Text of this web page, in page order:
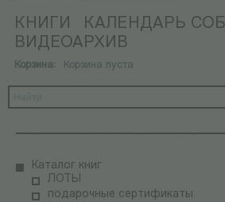
КНИГИ
КАЛЕНДАРЬ
ВИДЕОАРХИВ
Корзина: Корзина пуста
Каталог книг
ЛОТЫ
подарочные сертификаты